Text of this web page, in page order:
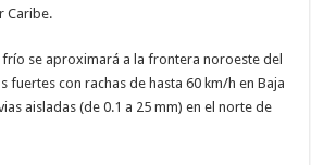
Caribe.
se aproximará a la frontera noroeste del
fuertes con rachas de hasta 60 km/h en Baja
aisladas (de 0.1 a 25 mm) en el norte de